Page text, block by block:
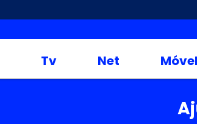
Tv Net Móvel